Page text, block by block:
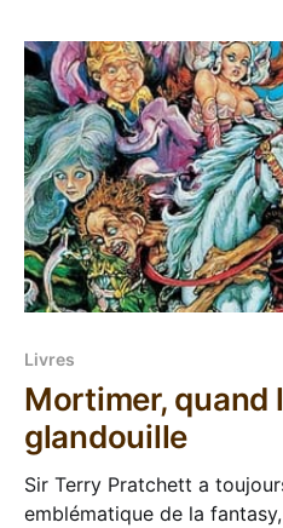
Livres
Mortimer, quand
glandouille
Sir Terry Pratchett a
emblématique de la